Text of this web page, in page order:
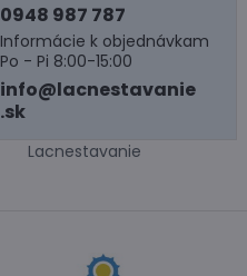
0948 987 787
Informácie k objednávkam
Po - Pi 8:00-15:00
info​@lacnestavanie​
.sk
Lacnestavanie